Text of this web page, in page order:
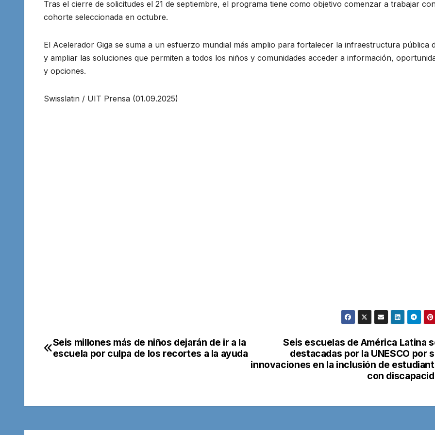
Tras el cierre de solicitudes el 21 de septiembre, el programa tiene como objetivo comenzar a trabajar
cohorte seleccionada en octubre.
El Acelerador Giga se suma a un esfuerzo mundial más amplio para fortalecer la infraestructura pública
y ampliar las soluciones que permiten a todos los niños y comunidades acceder a información,
y opciones.
Swisslatin / UIT Prensa (01.09.2025)
Navegación
Seis escuelas de América Latina
destacadas por la UNESCO por
innovaciones en la inclusión de
con
Seis millones más de niños dejarán de ir a la
escuela por culpa de los recortes a la ayuda